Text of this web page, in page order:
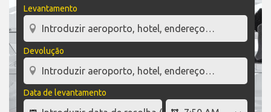
Levantamento
Devolução
Data de levantamento